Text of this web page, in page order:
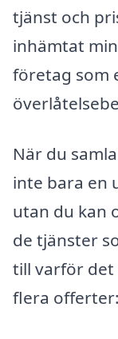
tjänst och
inhämtat
företag som
När du
inte bara en
utan du kan
de tjänster
till varför
flera offerter: